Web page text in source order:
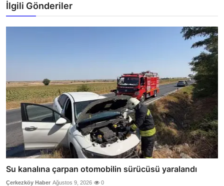
İlgili Gönderiler
Su kanalına çarpan otomobilin sürücüsü yaralandı
Çerkezköy Haber Ağustos 9, 2026 0